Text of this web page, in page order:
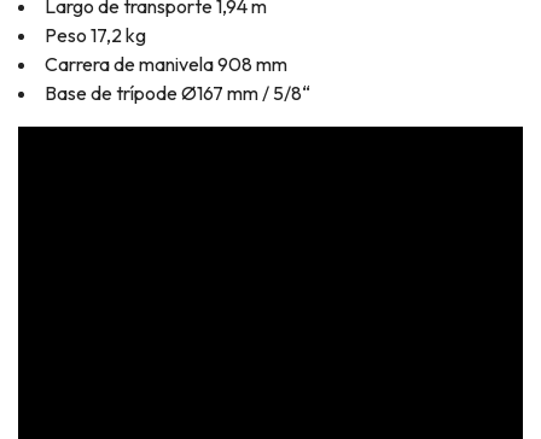
Largo de transporte 1,94 m
Peso 17,2 kg
Carrera de manivela 908 mm
Base de trípode Ø167 mm / 5/8“